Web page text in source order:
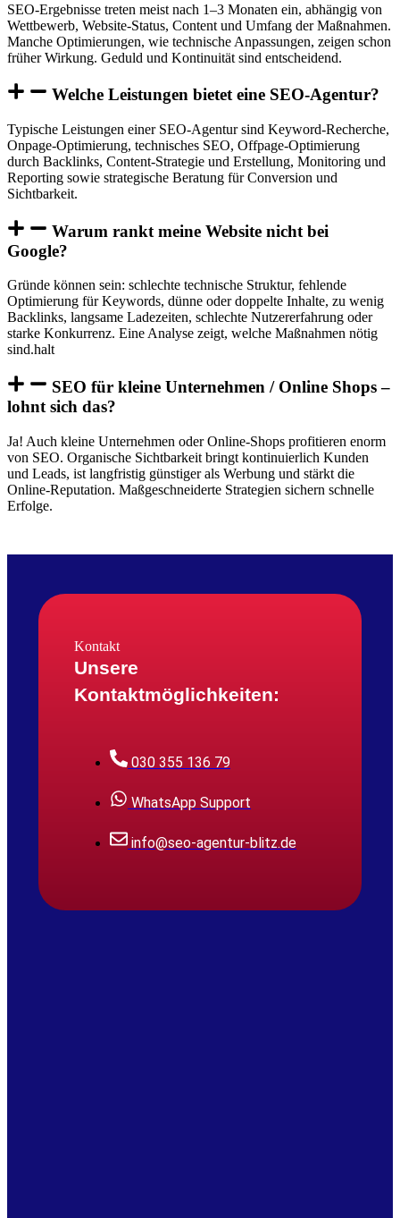
SEO-Ergebnisse treten meist nach 1–3 Monaten ein, abhängig von
Wettbewerb, Website-Status, Content und Umfang der Maßnahmen.
Manche Optimierungen, wie technische Anpassungen, zeigen schon
früher Wirkung. Geduld und Kontinuität sind entscheidend.
Welche Leistungen bietet eine SEO-Agentur?
Typische Leistungen einer SEO-Agentur sind Keyword-Recherche,
Onpage-Optimierung, technisches SEO, Offpage-Optimierung
durch Backlinks, Content-Strategie und Erstellung, Monitoring und
Reporting sowie strategische Beratung für Conversion und
Sichtbarkeit.
Warum rankt meine Website nicht bei
Google?
Gründe können sein: schlechte technische Struktur, fehlende
Optimierung für Keywords, dünne oder doppelte Inhalte, zu wenig
Backlinks, langsame Ladezeiten, schlechte Nutzererfahrung oder
starke Konkurrenz. Eine Analyse zeigt, welche Maßnahmen nötig
sind.halt
SEO für kleine Unternehmen / Online Shops –
lohnt sich das?
Ja! Auch kleine Unternehmen oder Online-Shops profitieren enorm
von SEO. Organische Sichtbarkeit bringt kontinuierlich Kunden
und Leads, ist langfristig günstiger als Werbung und stärkt die
Online-Reputation. Maßgeschneiderte Strategien sichern schnelle
Erfolge.
Kontakt
Unsere
Kontaktmöglichkeiten:
030 355 136 79
WhatsApp Support
info@seo-agentur-blitz.de